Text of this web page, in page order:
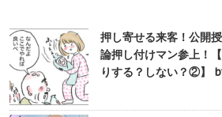
押し寄せる来客！公開
論押し付けマン参上！
りする？しない？②】